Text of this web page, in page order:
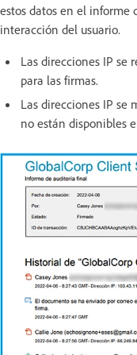
estos datos en el informe
interacción del usuario.
Las direcciones IP se
para las firmas.
Las direcciones IP se
no están disponibles